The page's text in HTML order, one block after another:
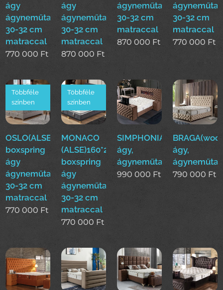
ágy
ágyneműtartóval
30-32 cm
matraccal
770 000 Ft
ágy
ágyneműtartóval
30-32 cm
matraccal
870 000 Ft
ágyneműtartóval
30-32 cm
matraccal
870 000 Ft
30-32 cm
matraccal
770 000 Ft
OSLO(ALSE)160*200cm
boxspring
ágy
ágyneműtartóval
30-32 cm
matraccal
Többféle
színben
770 000 Ft
MONACO
(ALSE)160*200cm
boxspring
ágy
ágyneműtartóval
30-32 cm
matraccal
Többféle
színben
770 000 Ft
ágy,
ágyneműtartós
990 000 Ft
ágy,
790 000 Ft